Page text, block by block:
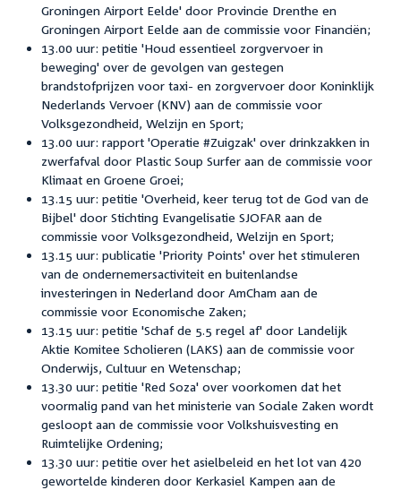
Groningen Airport Eelde' door Provincie Drenthe en
Groningen Airport Eelde aan de commissie voor Financiën;
13.00 uur: petitie 'Houd essentieel zorgvervoer in
beweging' over de gevolgen van gestegen
brandstofprijzen voor taxi- en zorgvervoer door Koninklijk
Nederlands Vervoer (KNV) aan de commissie voor
Volksgezondheid, Welzijn en Sport;
13.00 uur: rapport 'Operatie #Zuigzak' over drinkzakken in
zwerfafval door Plastic Soup Surfer aan de commissie voor
Klimaat en Groene Groei;
13.15 uur: petitie 'Overheid, keer terug tot de God van de
Bijbel' door Stichting Evangelisatie SJOFAR aan de
commissie voor Volksgezondheid, Welzijn en Sport;
13.15 uur: publicatie 'Priority Points' over het stimuleren
van de ondernemersactiviteit en buitenlandse
investeringen in Nederland door AmCham aan de
commissie voor Economische Zaken;
13.15 uur: petitie 'Schaf de 5.5 regel af' door Landelijk
Aktie Komitee Scholieren (LAKS) aan de commissie voor
Onderwijs, Cultuur en Wetenschap;
13.30 uur: petitie 'Red Soza' over voorkomen dat het
voormalig pand van het ministerie van Sociale Zaken wordt
gesloopt aan de commissie voor Volkshuisvesting en
Ruimtelijke Ordening;
13.30 uur: petitie over het asielbeleid en het lot van 420
gewortelde kinderen door Kerkasiel Kampen aan de